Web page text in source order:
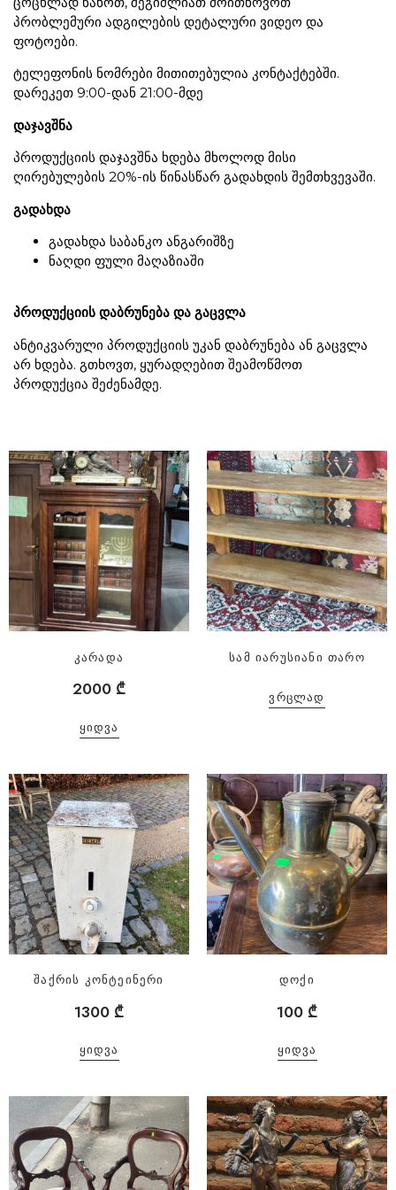
პრობლემური ადგილების დეტალური ვიდეო და
ფოტოები.
ტელეფონის ნომრები მითითებულია კონტაქტებში.
დარეკეთ 9:00-დან 21:00-მდე
დაჯავშნა
პროდუქციის დაჯავშნა ხდება მხოლოდ მისი
ღირებულების 20%-ის წინასწარ გადახდის შემთხვევაში.
გადახდა
გადახდა საბანკო ანგარიშზე
ნაღდი ფული მაღაზიაში
პროდუქციის დაბრუნება და გაცვლა
ანტიკვარული პროდუქციის უკან დაბრუნება ან გაცვლა
არ ხდება. გთხოვთ, ყურადღებით შეამოწმოთ
პროდუქცია შეძენამდე.
კარადა
2000 ₾
ᲧᲘᲓᲕᲐ
სამ იარუსიანი თარო
ᲕᲠᲪᲚᲐᲓ
შაქრის კონტეინერი
1300 ₾
ᲧᲘᲓᲕᲐ
დოქი
100 ₾
ᲧᲘᲓᲕᲐ